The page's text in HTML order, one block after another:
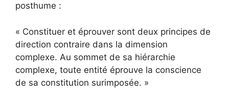
posthume :
« Constituer et éprouver sont deux principes de
direction contraire dans la dimension
complexe. Au sommet de sa hiérarchie
complexe, toute entité éprouve la conscience
de sa constitution surimposée. »